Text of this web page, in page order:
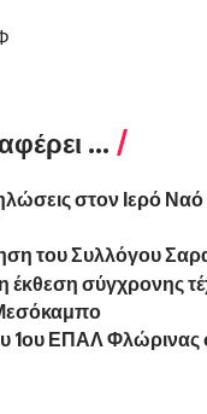
...
στον Ιερό
του Συλλόγου
σύγχρονης
1ου ΕΠΑΛ